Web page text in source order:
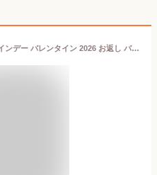
モロゾフ ミッフィー バレンタインデー バレンタイン 2026 お返し バレンタインデー チョコ チョコレート miffy ウサギ うさぎ ディックブルーナ コレクション ポーチ ピクチャーブック プレーン ディック・ブルーナ プレゼント ギフト バレンタイン